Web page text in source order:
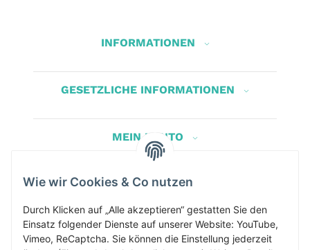
INFORMATIONEN
GESETZLICHE INFORMATIONEN
MEIN KONTO
Herbis Anglerladen
Inh.Herbert Schinnerl
Kirchdorf am Inn 5
4982 Kirchdorf am Inn
Wie wir Cookies & Co nutzen
Durch Klicken auf „Alle akzeptieren“ gestatten Sie den
Einsatz folgender Dienste auf unserer Website: YouTube,
Vimeo, ReCaptcha. Sie können die Einstellung jederzeit